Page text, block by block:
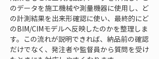
のデータを施工機械や測量機器に使用し、ど
の計測結果を出来形確認に使い、最終的にど
のBIM/CIMモデルへ反映したのかを整理しま
す。この流れが説明できれば、納品前の確認
だけでなく、発注者や監督員から質問を受け